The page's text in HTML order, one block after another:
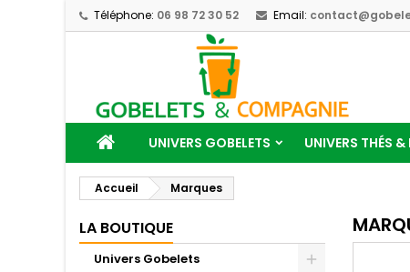
Téléphone: 06 98 72 30 52 Email:
UNIVERS GOBELETS UNIVERS THÉS
Accueil Marques
LA BOUTIQUE
Univers Gobelets